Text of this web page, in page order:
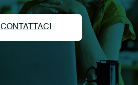
CONTATTACI